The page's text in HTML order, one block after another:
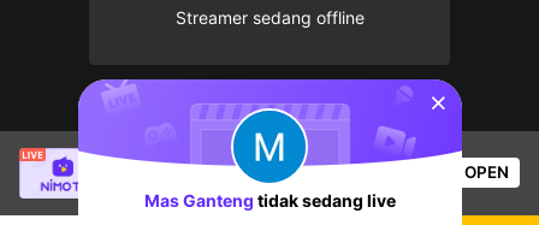
Streamer sedang offline
SBTC Clear
sedang siaran langsung!
League of Legends
5.8k OPEN
sentinelStart
Mas Ganteng tidak sedang live